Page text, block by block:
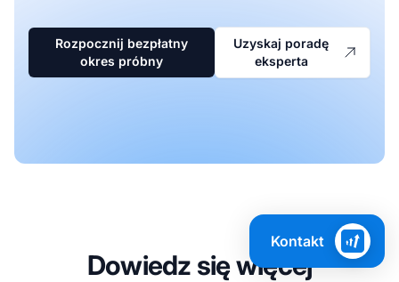
Rozpocznij bezpłatny
okres próbny
Uzyskaj poradę
eksperta
Dowiedz się więcej
Kontakt